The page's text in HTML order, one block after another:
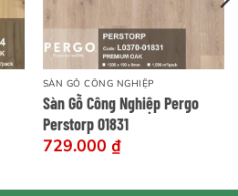
SÀN GỖ CÔNG NGHIỆP
Sàn Gỗ Công Nghiệp Pergo
Perstorp 01831
729.000 ₫